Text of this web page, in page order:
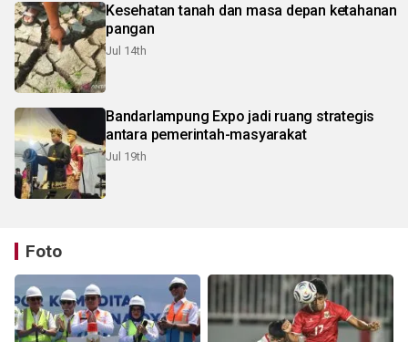
Kesehatan tanah dan masa depan ketahanan
pangan
Jul 14th
Bandarlampung Expo jadi ruang strategis
antara pemerintah-masyarakat
Jul 19th
Foto